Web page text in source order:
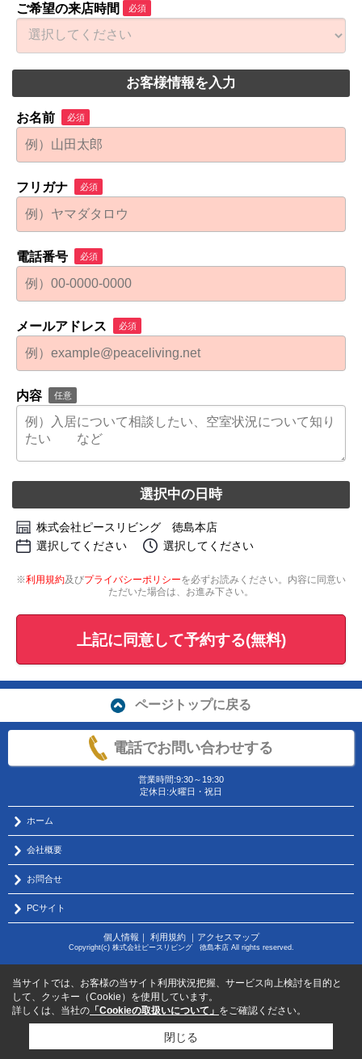
ご希望の来店時間 必須
お客様情報を入力
お名前 必須
フリガナ 必須
電話番号 必須
メールアドレス 必須
内容 任意
選択中の日時
株式会社ピースリビング 徳島本店
選択してください
選択してください
※利用規約及びプライバシーポリシーを必ずお読みください。内容に同意い
ただいた場合は、お進み下さい。
上記に同意して予約する(無料)
ページトップに戻る
電話でお問い合わせする
営業時間:9:30～19:30
定休日:火曜日・祝日
ホーム
会社概要
お問合せ
PCサイト
個人情報 ｜ 利用規約｜ アクセスマップ
Copyright(c) 株式会社ピースリビング 徳島本店 All rights reserved.
当サイトでは、お客様の当サイト利用状況把握、サービス向上検討を目的と
して、クッキー（Cookie）を使用しています。
詳しくは、当社の 「Cookieの取扱いについて」 をご確認ください。
閉じる